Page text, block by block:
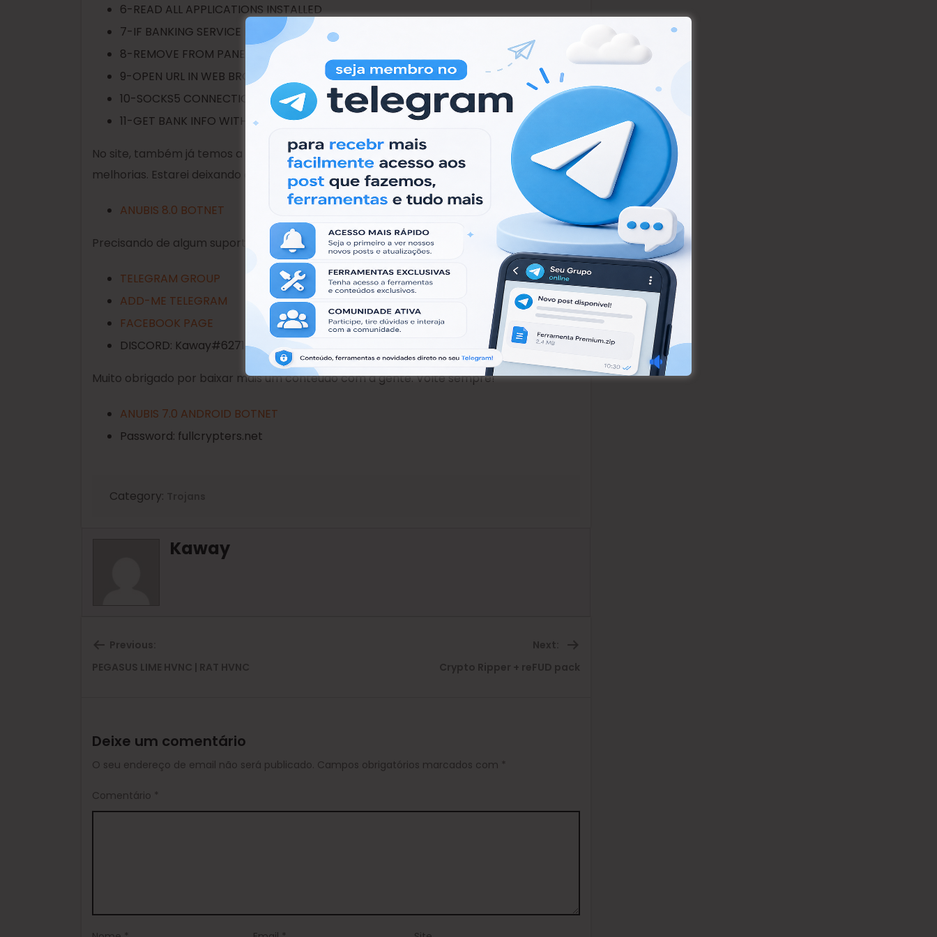
6-READ ALL APPLICATIONS INSTALLED
7-IF BANKING SERVICE IS ACTIVE, YOU CAN SEE ALL BANK APPLICATIONS
8-REMOVE FROM PANEL AND UNINSTALL RAT (IF YOU WANT)
9-OPEN URL IN WEB BROWSER OR HIDDEN BROWSER
10-SOCKS5 CONNECTIONS
11-GET BANK INFO WITH MORE INJECTION
No site, também já temos a versão 8.0 postada e com algumas outras funções e
melhorias. Estarei deixando aqui, um tópico para você conferir a nova versão também.
ANUBIS 8.0 BOTNET
Precisando de algum suporte? Minhas redes sociais:
TELEGRAM GROUP
ADD-ME TELEGRAM
FACEBOOK PAGE
DISCORD: Kaway#6271
Muito obrigado por baixar mais um conteúdo com a gente. Volte sempre!
ANUBIS 7.0 ANDROID BOTNET
Password: fullcrypters.net
Category:
Kaway
Previous:
Previous
PEGASUS LIME HVNC | RAT HVNC
Next
Next:
Crypto Ripper + reFUD pack
Deixe um comentário
O seu endereço de email não será publicado. Campos obrigatórios marcados com *
Comentário *